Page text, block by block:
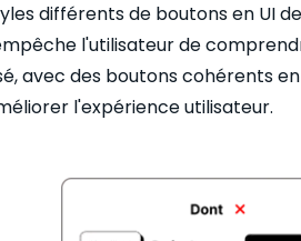
différents de boutons en UI
l'utilisateur de
avec des boutons cohérents
l'expérience utilisateur.